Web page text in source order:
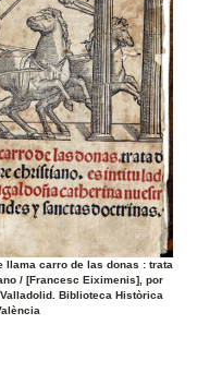
llama carro de las donas : trata
/ [Francesc Eiximenis], por
Biblioteca Històrica